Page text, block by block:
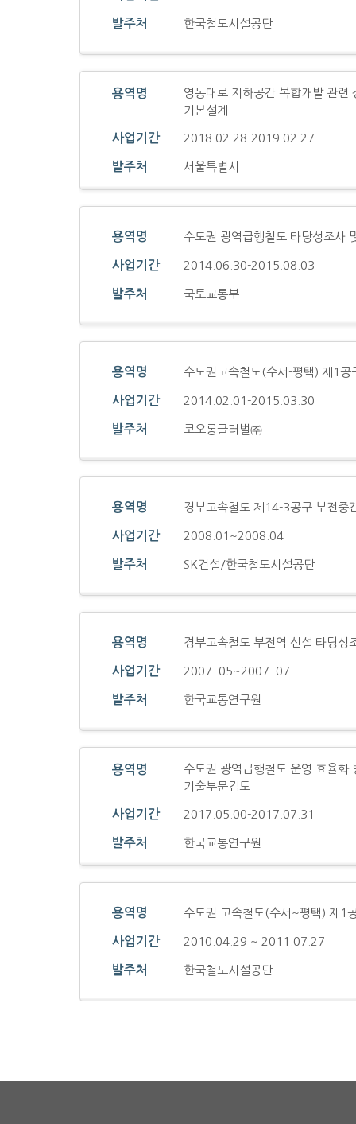
발주처 한국철도시설공단
용역명
영동대로 지하공간 복합개발 관련
기본설계
사업기간 2018.02.28-2019.02.27
발주처 서울특별시
용역명 수도권 광역급행철도 타당성조사
사업기간 2014.06.30-2015.08.03
발주처 국토교통부
용역명 수도권고속철도(수서-평택) 제1공
사업기간 2014.02.01-2015.03.30
발주처 코오롱글러벌㈜
용역명 경부고속철도 제14-3공구 부전중
사업기간 2008.01~2008.04
발주처 SK건설/한국철도시설공단
용역명 경부고속철도 부전역 신설 타당성
사업기간 2007. 05~2007. 07
발주처 한국교통연구원
용역명
수도권 광역급행철도 운영 효율화
기술부문검토
사업기간 2017.05.00-2017.07.31
발주처 한국교통연구원
용역명 수도권 고속철도(수서~평택) 제1
사업기간 2010.04.29 ~ 2011.07.27
발주처 한국철도시설공단